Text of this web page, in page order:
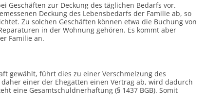
Geschäften zur Deckung des täglichen Bedarfs vor.
Deckung des Lebens­bedarfs der Familie ab, so
Zu solchen Geschäften können etwa die Buchung von
in der Wohnung gehören. Es kommt aber
Familie an.
gewählt, führt dies zu einer Ver­schmelzung des
daher einer der Ehegatten einen Vertrag ab, wird dadurch
eine Gesamt­schuldner­haftung (§ 1437 BGB). Somit